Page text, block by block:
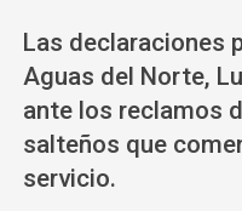
Las declaraciones
Aguas del Norte,
ante los reclamos
salteños que
servicio.